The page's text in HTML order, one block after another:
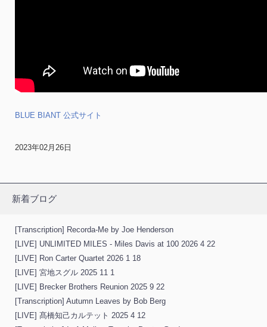
BLUE BIANT 公式サイト
2023年02月26日
新着ブログ
[Transcription] Recorda-Me by Joe Henderson
[LIVE] UNLIMITED MILES - Miles Davis at 100 2026 4 22
[LIVE] Ron Carter Quartet 2026 1 18
[LIVE] 宮地スグル 2025 11 1
[LIVE] Brecker Brothers Reunion 2025 9 22
[Transcription] Autumn Leaves by Bob Berg
[LIVE] 髙橋知己カルテット 2025 4 12